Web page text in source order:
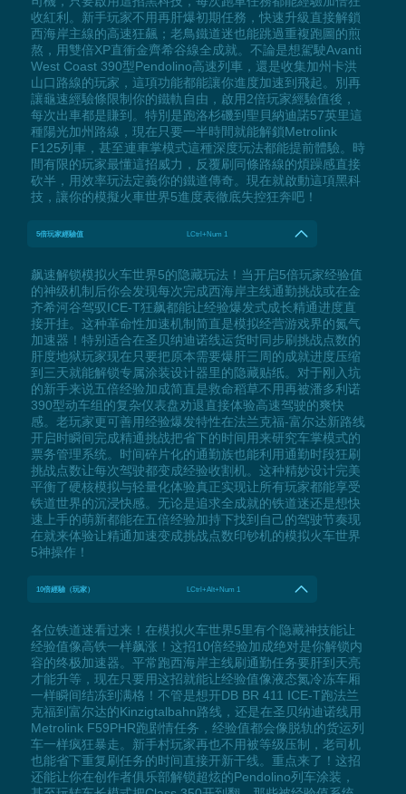
收紅利。新手玩家不用再肝爆初期任務，快速升級直接解鎖
西海岸主線的高速狂飆；老鳥鐵道迷也能跳過重複跑圖的煎
熬，用雙倍XP直衝金齊希谷線全成就。不論是想駕駛Avanti
West Coast 390型Pendolino高速列車，還是收集加州卡洪
山口路線的玩家，這項功能都能讓你進度加速到飛起。別再
讓龜速經驗條限制你的鐵軌自由，啟用2倍玩家經驗值後，
每次出車都是賺到。特別是跑洛杉磯到聖貝納迪諾57英里這
種陽光加州路線，現在只要一半時間就能解鎖Metrolink
F125列車，甚至連車掌模式這種深度玩法都能提前體驗。時
間有限的玩家最懂這招威力，反覆刷同條路線的煩躁感直接
砍半，用效率玩法定義你的鐵道傳奇。現在就啟動這項黑科
技，讓你的模擬火車世界5進度表徹底失控狂奔吧！
5倍玩家經驗值 LCtrl+Num 1
飙速解锁模拟火车世界5的隐藏玩法！当开启5倍玩家经验值
的神级机制后你会发现每次完成西海岸主线通勤挑战或在金
齐希河谷驾驭ICE-T狂飙都能让经验爆发式成长精通进度直
接开挂。这种革命性加速机制简直是模拟经营游戏界的氮气
加速器！特别适合在圣贝纳迪诺线运货时同步刷挑战点数的
肝度地狱玩家现在只要把原本需要爆肝三周的成就进度压缩
到三天就能解锁专属涂装设计器里的隐藏贴纸。对于刚入坑
的新手来说五倍经验加成简直是救命稻草不用再被潘多利诺
390型动车组的复杂仪表盘劝退直接体验高速驾驶的爽快
感。老玩家更可善用经验爆发特性在法兰克福-富尔达新路线
开启时瞬间完成精通挑战把省下的时间用来研究车掌模式的
票务管理系统。时间碎片化的通勤族也能利用通勤时段狂刷
挑战点数让每次驾驶都变成经验收割机。这种精妙设计完美
平衡了硬核模拟与轻量化体验真正实现让所有玩家都能享受
铁道世界的沉浸快感。无论是追求全成就的铁道迷还是想快
速上手的萌新都能在五倍经验加持下找到自己的驾驶节奏现
在就来体验让精通加速变成挑战点数印钞机的模拟火车世界
5神操作！
10倍經驗（玩家） LCtrl+Alt+Num 1
各位铁道迷看过来！在模拟火车世界5里有个隐藏神技能让
经验值像高铁一样飙涨！这招10倍经验加成绝对是你解锁内
容的终极加速器。平常跑西海岸主线刷通勤任务要肝到天亮
才能升等，现在只要用这招就能让经验值像液态氮冷冻车厢
一样瞬间结冻到满格！不管是想开DB BR 411 ICE-T跑法兰
克福到富尔达的Kinzigtalbahn路线，还是在圣贝纳迪诺线用
Metrolink F59PHR跑剧情任务，经验值都会像脱轨的货运列
车一样疯狂暴走。新手村玩家再也不用被等级压制，老司机
也能省下重复刷任务的时间直接开新干线。重点来了！这招
还能让你在创作者俱乐部解锁超炫的Pendolino列车涂装，